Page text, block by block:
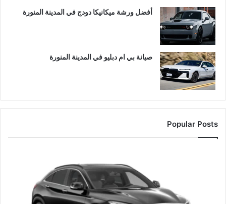
أفضل ورشة ميكانيكا دودج في المدينة المنورة
صيانة بي ام دبليو في المدينة المنورة
Popular Posts